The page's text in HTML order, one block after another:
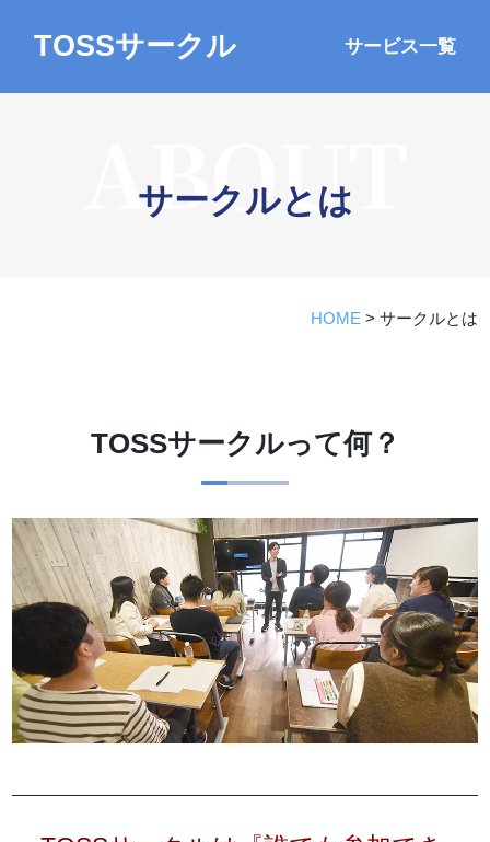
TOSSサークル サービス一覧
ABOUT
サークルとは
HOME > サークルとは
TOSSサークルって何？